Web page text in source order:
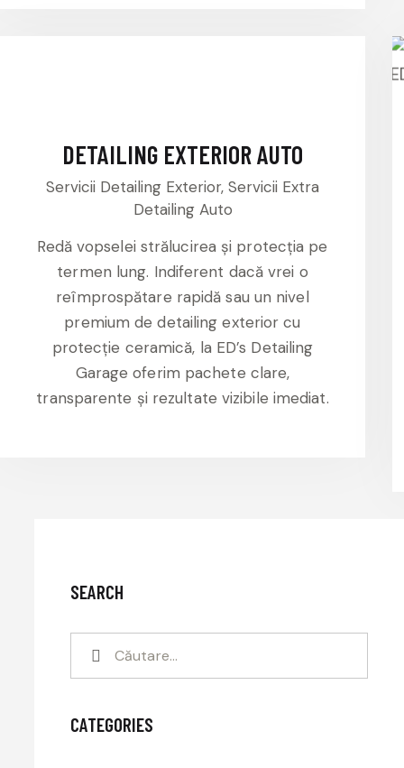
DETAILING EXTERIOR AUTO
Servicii Detailing Exterior, Servicii Extra
Detailing Auto
Redă vopselei strălucirea și protecția pe
termen lung. Indiferent dacă vrei o
reîmprospătare rapidă sau un nivel
premium de detailing exterior cu
protecție ceramică, la ED’s Detailing
Garage oferim pachete clare,
transparente și rezultate vizibile imediat.
SEARCH
CATEGORIES